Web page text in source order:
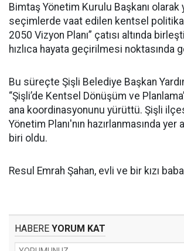
Bimtaş Yönetim Kurulu Başkanı olarak
seçimlerde vaat edilen kentsel
2050 Vizyon Planı” çatısı altında
hızlıca hayata geçirilmesi noktasında
Bu süreçte Şişli Belediye Başkan
“Şişli’de Kentsel Dönüşüm ve
ana koordinasyonunu yürüttü. Şişli
Yönetim Planı'nın hazırlanmasında
biri oldu.
Resul Emrah Şahan, evli ve bir kızı
HABERE YORUM KAT